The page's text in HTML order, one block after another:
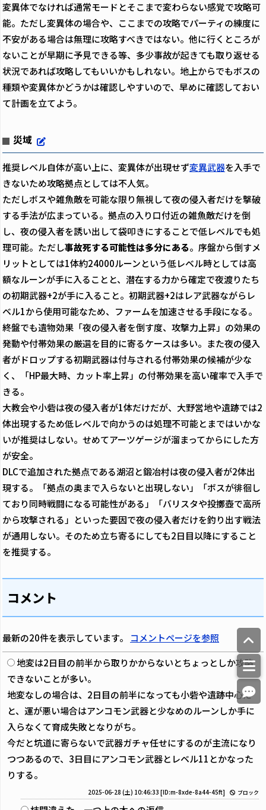
変異体でなければ通常モードとそこまで変わらない感覚で攻略可
能。ただし変異体の場合や、ここまでの攻略でパーティの練度に
不安がある場合は無理に攻略すべきではない。他に行くところが
ないことが早期に予見できる等、多少事故が起きても取り返せる
状況であれば攻略してもいいかもしれない。地上からでもボスの
種類や変異体かどうかは確認しやすいので、早めに確認しておい
て計画を立てよう。
災域
推奨レベル自体が高い上に、変異体が出現せず変異武器を入手で
きないため攻略拠点としては不人気。
ただしボスや雑魚敵を可能な限り無視して夜の侵入者だけを撃破
する手法が広まっている。拠点の入り口付近の雑魚敵だけを倒
し、夜の侵入者を誘い出して袋叩きにすることで低レベルでも処
理可能。ただし事故死する可能性は多分にある。序盤から倒すメ
リットとしては1体約24000ルーンという低レベル時としては高
額なルーンが手に入ることと、潜在する力から確定で夜渡りたち
の初期武器+2が手に入ること。初期武器+2はレア武器ながらレ
ベル1から使用可能なため、ファームを加速させる手段になる。
終盤でも遺物効果「夜の侵入者を倒す度、攻撃力上昇」の効果の
発動や付帯効果の厳選を目的に寄るケースは多い。また夜の侵入
者がドロップする初期武器は付与される付帯効果の候補が少な
く、「HP最大時、カット率上昇」の付帯効果を高い確率で入手で
きる。
大教会や小砦は夜の侵入者が1体だけだが、大野営地や遺跡では2
体出現するため低レベルで向かうのは処理不可能とまではいかな
いが推奨はしない。せめてアーツゲージが溜まってからにした方
が安全。
DLCで追加された拠点である湖沼と鍛冶村は夜の侵入者が2体出
現する。「拠点の奥まで入らないと出現しない」「ボスが徘徊し
ており同時戦闘になる可能性がある」「バリスタや投擲壺で高所
から攻撃される」といった要因で夜の侵入者だけを釣り出す戦法
が通用しない。そのため立ち寄るにしても2日目以降にすること
を推奨する。
コメント
最新の20件を表示しています。 コメントページを参照
地変は2日目の前半から取りかからないとちょっとしか攻略
できないことが多い。
地変なしの場合は、2日目の前半になっても小砦や遺跡中心だ
と、運が悪い場合はアンコモン武器と少なめのルーンしか手に
入らなくて育成失敗となりがち。
今だと坑道に寄らないで武器ガチャ任せにするのが主流になり
つつあるので、3日目にアンコモン武器とレベル11とかなった
りする。
2025-06-28 (土) 10:46:33 [ID:m-8xde-8a44-45ft] ブロック